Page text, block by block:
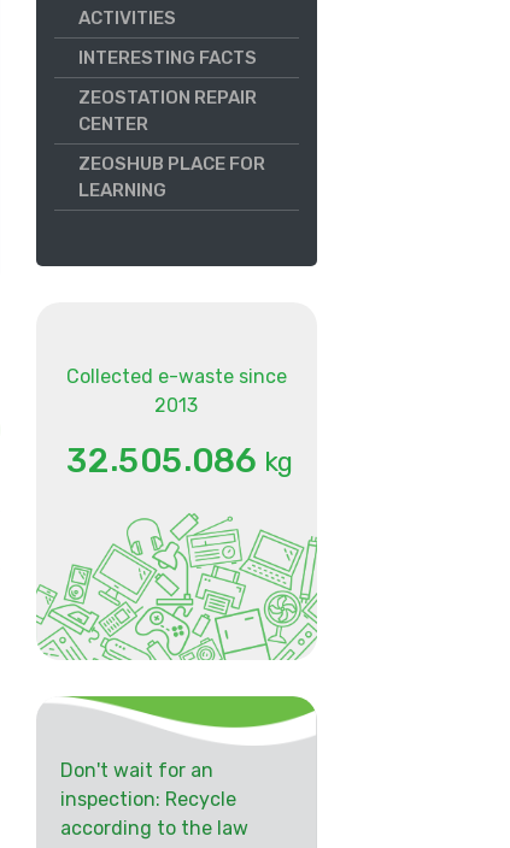
ACTIVITIES
INTERESTING FACTS
ZEOSTATION REPAIR
CENTER
ZEOSHUB PLACE FOR
LEARNING
Collected e-waste since
2013
32.505.086 kg
Don't wait for an
inspection: Recycle
according to the law